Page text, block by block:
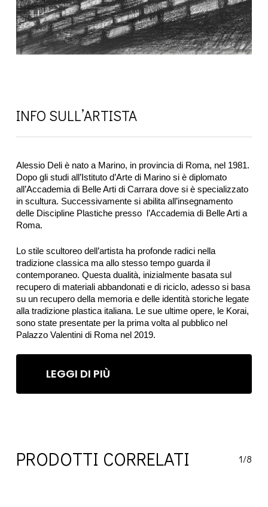
INFO SULL’ARTISTA
Alessio Deli è nato a Marino, in provincia di Roma, nel 1981.
Dopo gli studi all’Istituto d’Arte di Marino si è diplomato
all’Accademia di Belle Arti di Carrara dove si è specializzato
in scultura. Successivamente si abilita all’insegnamento
delle Discipline Plastiche presso l’Accademia di Belle Arti a
Roma.
Lo stile scultoreo dell’artista ha profonde radici nella
tradizione classica ma allo stesso tempo guarda il
contemporaneo. Questa dualità, inizialmente basata sul
recupero di materiali abbandonati e di riciclo, adesso si basa
su un recupero della memoria e delle identità storiche legate
alla tradizione plastica italiana. Le sue ultime opere, le Korai,
sono state presentate per la prima volta al pubblico nel
Palazzo Valentini di Roma nel 2019.
LEGGI DI PIÙ
PRODOTTI CORRELATI 1/8